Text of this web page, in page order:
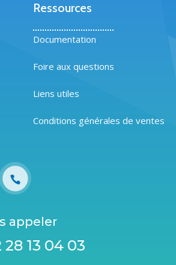
Ressources
Documentation
Foire aux questions
Liens utiles
Conditions générales de ventes
appeler
28 13 04 03